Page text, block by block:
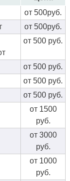
от 500руб.
от 500руб.
от 500 руб.
от 500 руб.
от 500 руб.
от 500 руб.
от 1500
руб.
от 3000
руб.
от 1000
руб.